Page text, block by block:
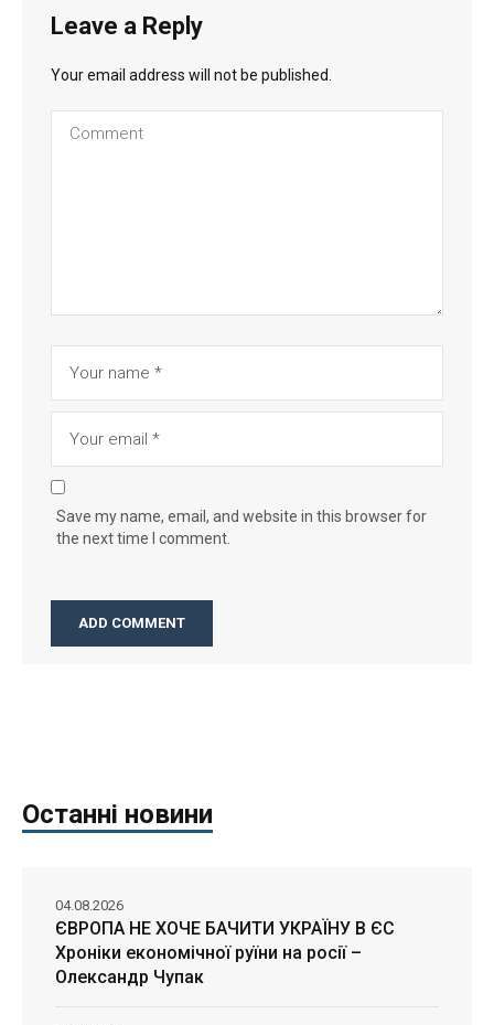
Leave a Reply
Your email address will not be published.
Save my name, email, and website in this browser for
the next time I comment.
Останні новини
ЄВРОПА НЕ ХОЧЕ БАЧИТИ УКРАЇНУ В ЄС
Хроніки економічної руїни на росії –
Олександр Чупак
04.08.2026